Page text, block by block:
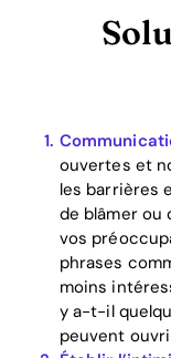
ouvertes et
les barrières
de blâmer ou
vos
phrases
moins
y a-t-il
peuvent